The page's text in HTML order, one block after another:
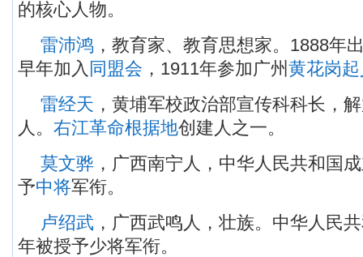
的核心人物。
雷沛鸿 ，教育家、教育思想家。1888年
早年加入 同盟会 ，1911年参加广州 黄花岗
雷经天 ，黄埔军校政治部宣传科科长，
人。 右江革命根据地创建人之一。
莫文骅 ，广西南宁人，中华人民共和国
予中将军衔。
卢绍武 ，广西武鸣人，壮族。中华人民
年被授予少将军衔。